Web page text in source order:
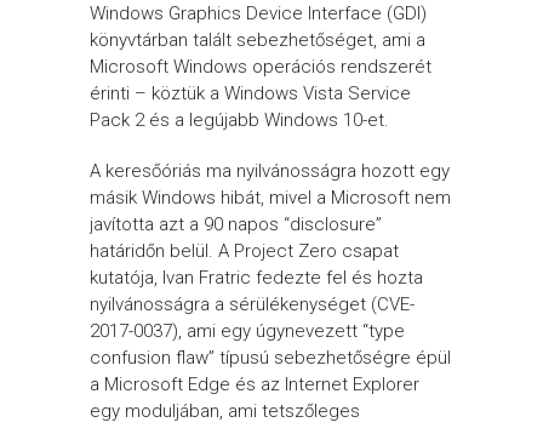
Windows Graphics Device Interface (GDI)
könyvtárban talált sebezhetőséget, ami a
Microsoft Windows operációs rendszerét
érinti – köztük a Windows Vista Service
Pack 2 és a legújabb Windows 10-et.
A keresőóriás ma nyilvánosságra hozott egy
másik Windows hibát, mivel a Microsoft nem
javította azt a 90 napos “disclosure”
határidőn belül. A Project Zero csapat
kutatója, Ivan Fratric fedezte fel és hozta
nyilvánosságra a sérülékenységet (CVE-
2017-0037), ami egy úgynevezett “type
confusion flaw” típusú sebezhetőségre épül
a Microsoft Edge és az Internet Explorer
egy moduljában, ami tetszőleges